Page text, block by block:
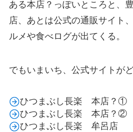
ある本店？っぽいところと、
店、あとは公式の通販サイト
ルメや食べログが出てくる。
でもいまいち、公式サイトが
ひつまぶし長楽 本店？①
ひつまぶし長楽 本店？②
ひつまぶし長楽 牟呂店